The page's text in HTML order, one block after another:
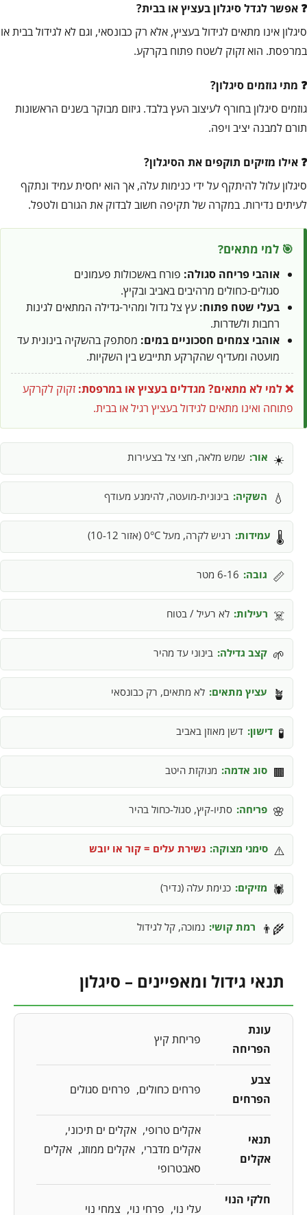
אפשר לגדל סיגלון בעציץ או בבית?
סיגלון אינו מתאים לגידול בעציץ, אלא רק כבונסאי, וגם לא לגידול בבית או
במרפסת. הוא זקוק לשטח פתוח בקרקע.
מתי גוזמים סיגלון?
גוזמים סיגלון בחורף לעיצוב העץ בלבד. גיזום מבוקר בשנים הראשונות
תורם למבנה יציב ויפה.
אילו מזיקים תוקפים את הסיגלון?
סיגלון עלול להיתקף על ידי כנימות עלה, אך הוא יחסית עמיד ונתקף
לעיתים נדירות. במקרה של תקיפה חשוב לבדוק את הגורם ולטפל.
🎯 למי מתאים?
אוהבי פריחה סגולה: פורח באשכולות פעמונים
סגולים-כחולים מרהיבים באביב ובקיץ.
בעלי שטח פתוח: עץ צל גדול ומהיר-גדילה המתאים לגינות
רחבות ולשדרות.
אוהבי צמחים חסכוניים במים: מסתפק בהשקיה בינונית עד
מועטה ומעדיף שהקרקע תתייבש בין השקיות.
❌ למי לא מתאים? מגדלים בעציץ או במרפסת: זקוק לקרקע
פתוחה ואינו מתאים לגידול בעציץ רגיל או בבית.
☀️ אור: שמש מלאה, חצי צל בצעירות
💧 השקיה: בינונית-מועטה, להימנע מעודף
🌡️ עמידות: רגיש לקרה, מעל 0°C (אזור 10-12)
📏 גובה: 6-16 מטר
☠️ רעילות: לא רעיל / בטוח
🌱 קצב גדילה: בינוני עד מהיר
🪴 עציץ מתאים: לא מתאים, רק כבונסאי
🧪 דישון: דשן מאוזן באביב
🟫 סוג אדמה: מנוקזת היטב
🌸 פריחה: סתיו-קיץ, סגול-כחול בהיר
⚠️ סימני מצוקה: נשירת עלים = קור או יובש
🕷️ מזיקים: כנימת עלה (נדיר)
👨‍🌾 רמת קושי: נמוכה, קל לגידול
תנאי גידול ומאפיינים – סיגלון
עונת
הפריחה
פריחת קיץ
צבע
הפרחים
פרחים כחולים פרחים סגולים
תנאי
אקלים
אקלים טרופי
אקלים ים תיכוני
אקלים מדברי
אקלים ממוזג אקלים
סאבטרופי
חלקי הנוי
עלי נוי פרחי נוי צמחי נוי